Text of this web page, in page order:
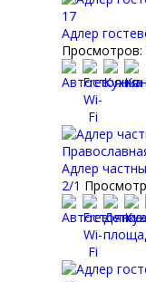
Адлер
Просмотров:
Адлер
2/1